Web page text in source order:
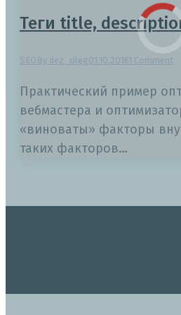
Теги title,
SEO By dez_oleg 01.10.20161 Comment
Практический пример
вебмастера и
«виноваты» факторы
таких факторов…